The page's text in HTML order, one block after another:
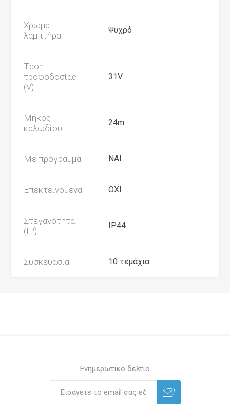
Χρώμα
λαμπτήρα
Ψυχρό
Τάση
τροφοδοσίας
(V)
31V
Μήκος
καλωδίου
24m
Με πρόγραμμα ΝΑΙ
Επεκτεινόμενα ΟΧΙ
Στεγανότητα
(IP)
IP44
Συσκευασία 10 τεμάχια
Ενημερωτικό δελτίο